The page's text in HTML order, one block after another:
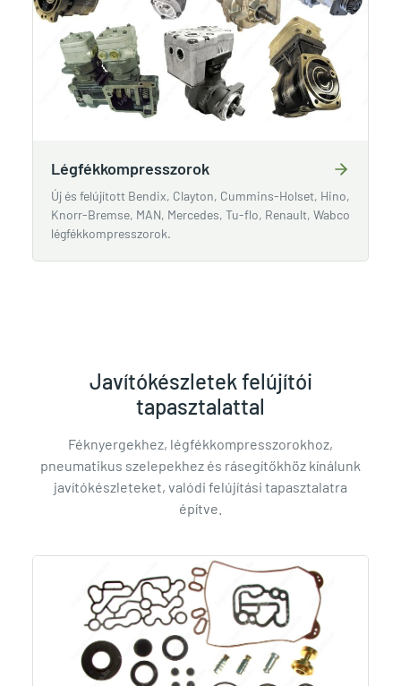
Légfékkompresszorok
Új és felújított Bendix, Clayton, Cummins-Holset, Hino,
Knorr-Bremse, MAN, Mercedes, Tu-flo, Renault, Wabco
légfékkompresszorok.
Javítókészletek felújítói
tapasztalattal
Féknyergekhez, légfékkompresszorokhoz,
pneumatikus szelepekhez és rásegítőkhöz kínálunk
javítókészleteket, valódi felújítási tapasztalatra
építve.